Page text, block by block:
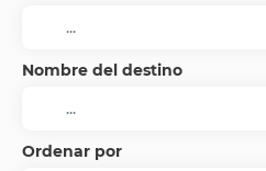
Nombre del destino
Ordenar por